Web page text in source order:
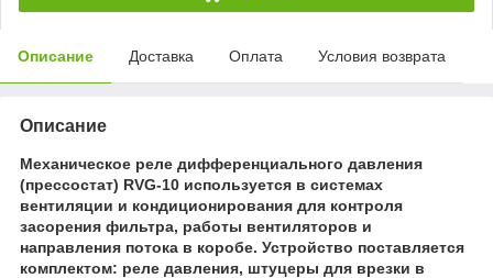
Описание Доставка Оплата Условия возврата
Описание
Механическое реле дифференциального давления
(прессостат) RVG-10 используется в системах
вентиляции и кондиционирования для контроля
засорения фильтра, работы вентиляторов и
направления потока в коробе. Устройство поставляется
комплектом: реле давления, штуцеры для врезки в